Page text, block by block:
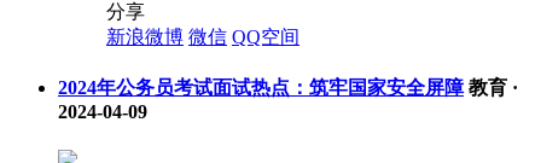
分享
新浪微博 微信 QQ空间
2024年公务员考试面试热点：筑牢国家安全屏障 教育 ·
2024-04-09